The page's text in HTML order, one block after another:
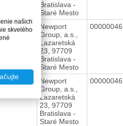
Bratislava -
Staré Mesto
147125
Newport
Group, a.s.,
Lazaretská
23, 97709
Bratislava -
Staré Mesto
00000046
127030
Newport
Group, a.s.,
Lazaretská
23, 97709
Bratislava -
Staré Mesto
00000046
našich
skvelého